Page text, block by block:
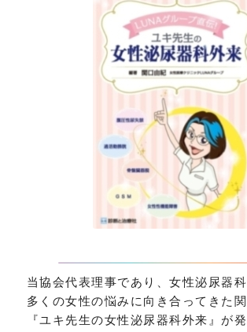
当協会代表理事であり、女性泌尿器
多くの女性の悩みに向き合ってきた
『ユキ先生の女性泌尿器科外来』が